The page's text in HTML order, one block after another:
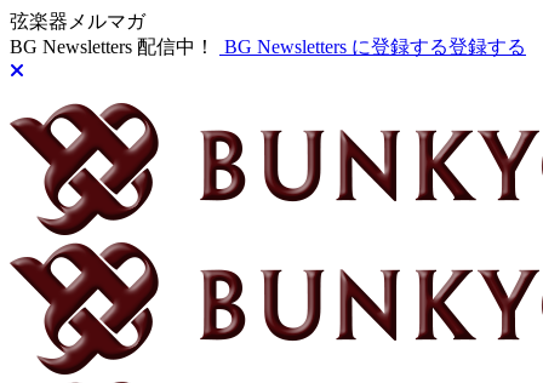
弦楽器メルマガ
BG Newsletters 配信中！
BG Newsletters に登録する登録する